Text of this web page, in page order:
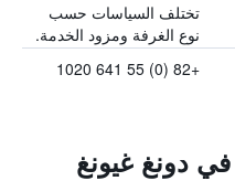
تختلف السياسات حسب
نوع الغرفة ومزود الخدمة.
+82 (0) 55 641 1020
في دونغ غيونغ